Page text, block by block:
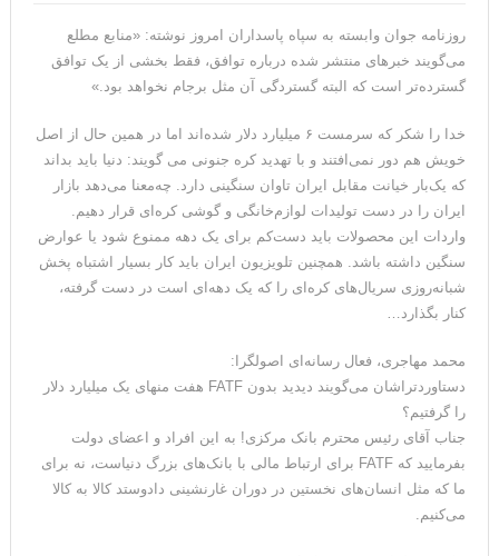
روزنامه جوان وابسته به سپاه پاسداران امروز نوشته: «منابع مطلع
می‌گویند خبر‌های منتشر شده درباره توافق، فقط بخشی از یک توافق
گسترده‌تر است که البته گستردگی آن مثل برجام نخواهد بود.»
خدا را شکر که سرمست ۶ میلیارد دلار شده‌اند اما در همین حال از اصل
خویش هم دور نمی‌افتند و با تهدید کره جنونی می گویند: دنیا باید بداند
که یک‌بار خیانت مقابل ایران تاوان سنگینی دارد. چه‌معنا می‌دهد بازار
ایران را در دست تولیدات لوازم‌خانگی و گوشی کره‌ای قرار دهیم.
واردات این محصولات باید دست‌کم برای یک دهه ممنوع شود یا عوارض
سنگین داشته باشد. همچنین تلویزیون ایران باید کار بسیار اشتباه پخش
شبانه‌روزی سریال‌های کره‌ای را که یک دهه‌ای است در دست گرفته،
کنار بگذارد…
محمد مهاجری، فعال رسانه‌ای اصولگرا:
دستاوردتراشان می‌گویند دیدید بدون FATF هفت منهای یک میلیارد دلار
را گرفتیم؟
جناب آقای رئیس محترم بانک مرکزی! به این افراد و اعضای دولت
بفرمایید که ‎FATF برای ارتباط مالی با بانک‌های بزرگ دنیاست، نه برای
ما که مثل انسان‌های نخستین در دوران ‎غارنشینی دادوستد کالا به کالا
می‌کنیم.